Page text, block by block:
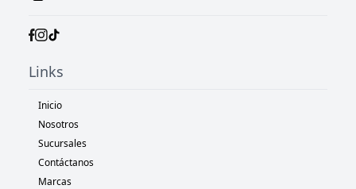
Links
Inicio
Nosotros
Sucursales
Contáctanos
Marcas